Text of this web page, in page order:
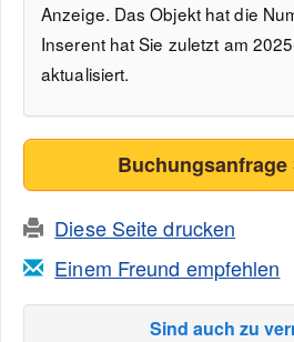
Anzeige. Das Objekt hat die
Inserent hat Sie zuletzt am
aktualisiert.
Buchungsanfrage
Diese Seite drucken
Einem Freund empfehlen
Sind auch zu